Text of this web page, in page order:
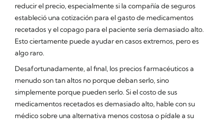
reducir el precio, especialmente si la compañía de seguros
estableció una cotización para el gasto de medicamentos
recetados y el copago para el paciente sería demasiado alto.
Esto ciertamente puede ayudar en casos extremos, pero es
algo raro.
Desafortunadamente, al final, los precios farmacéuticos a
menudo son tan altos no porque deban serlo, sino
simplemente porque pueden serlo. Si el costo de sus
medicamentos recetados es demasiado alto, hable con su
médico sobre una alternativa menos costosa o pídale a su